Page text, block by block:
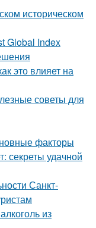
историческом
Global Index
это влияет на
советы для
факторы
секреты удачной
Санкт-
из